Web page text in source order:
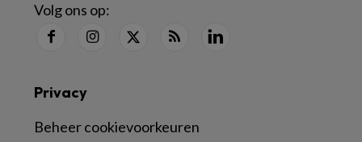
Volg ons op:
Privacy
Beheer cookievoorkeuren